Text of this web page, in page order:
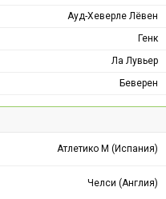
Ауд-Хеверле Лёвен
Генк
Ла Лувьер
Беверен
Атлетико М (Испания)
Челси (Англия)